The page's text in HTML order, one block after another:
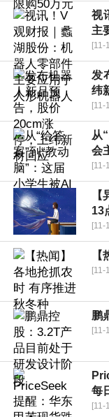
视
主
[11-
发
纬
[11-
从
会
[11-
13
[11-
[11-
鹏
[11-
每
[11-